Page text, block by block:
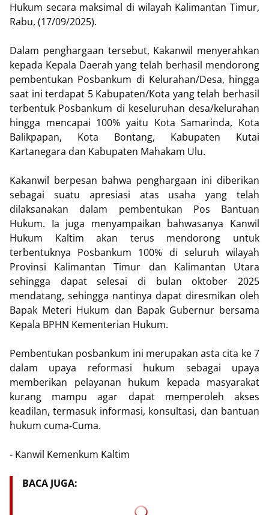
Hukum secara maksimal di wilayah Kalimantan Timur,
Rabu, (17/09/2025).
Dalam penghargaan tersebut, Kakanwil menyerahkan
kepada Kepala Daerah yang telah berhasil mendorong
pembentukan Posbankum di Kelurahan/Desa, hingga
saat ini terdapat 5 Kabupaten/Kota yang telah berhasil
terbentuk Posbankum di keseluruhan desa/kelurahan
hingga mencapai 100% yaitu Kota Samarinda, Kota
Balikpapan, Kota Bontang, Kabupaten Kutai
Kartanegara dan Kabupaten Mahakam Ulu.
Kakanwil berpesan bahwa penghargaan ini diberikan
sebagai suatu apresiasi atas usaha yang telah
dilaksanakan dalam pembentukan Pos Bantuan
Hukum. Ia juga menyampaikan bahwasanya Kanwil
Hukum Kaltim akan terus mendorong untuk
terbentuknya Posbankum 100% di seluruh wilayah
Provinsi Kalimantan Timur dan Kalimantan Utara
sehingga dapat selesai di bulan oktober 2025
mendatang, sehingga nantinya dapat diresmikan oleh
Bapak Meteri Hukum dan Bapak Gubernur bersama
Kepala BPHN Kementerian Hukum.
Pembentukan posbankum ini merupakan asta cita ke 7
dalam upaya reformasi hukum sebagai upaya
memberikan pelayanan hukum kepada masyarakat
kurang mampu agar dapat memperoleh akses
keadilan, termasuk informasi, konsultasi, dan bantuan
hukum cuma-Cuma.
- Kanwil Kemenkum Kaltim
BACA JUGA: